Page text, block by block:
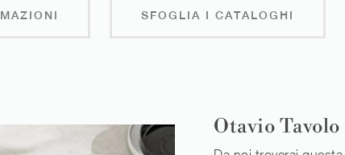
SFOGLIA I CATALOGHI
Otavio Tavolo